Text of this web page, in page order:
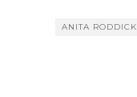
ANITA RODDICK